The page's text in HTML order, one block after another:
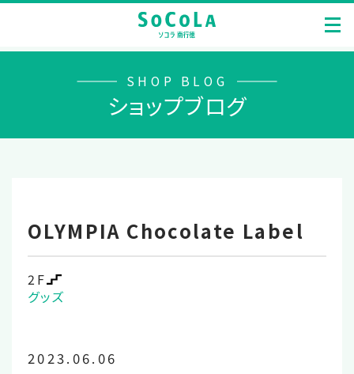
SHOP BLOG
ショップブログ
OLYMPIA Chocolate Label
2F
グッズ
2023.06.06